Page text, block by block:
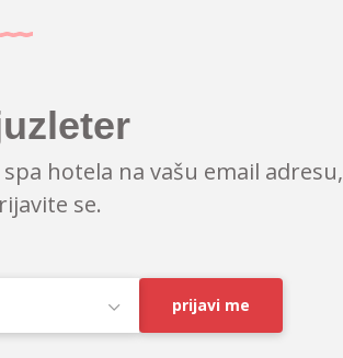
hotela na vašu email adresu,
se.
prijavi me